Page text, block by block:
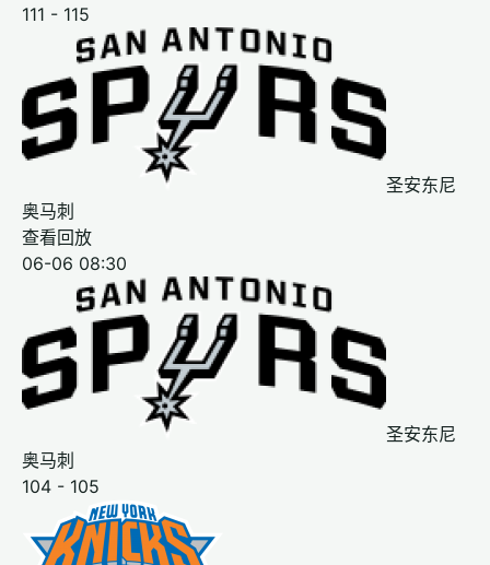
111 - 115
圣安东尼
奥马刺
查看回放
06-06 08:30
圣安东尼
奥马刺
104 - 105